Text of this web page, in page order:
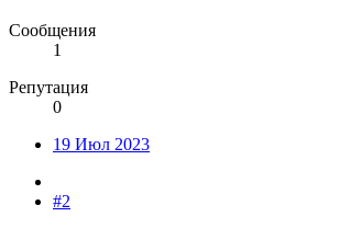
Сообщения
1
Репутация
0
19 Июл 2023
#2